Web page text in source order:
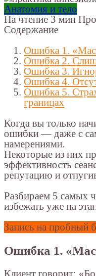
Анатомия и тело
На чтение 3 мин
Содержание
Ошибка 1.
Ошибка 2.
Ошибка 3.
Ошибка 4.
Ошибка 5.
границах
Когда вы только
ошибки — даже с
намерениями.
Некоторые из них
эффективность
репутацию и
Разбираем 5 самых
избежать уже на
Запись на пробный
Ошибка 1.
Клиент говорит: